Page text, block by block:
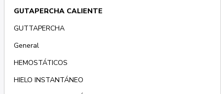
GUTAPERCHA CALIENTE
GUTTAPERCHA
General
HEMOSTÁTICOS
HIELO INSTANTÁNEO